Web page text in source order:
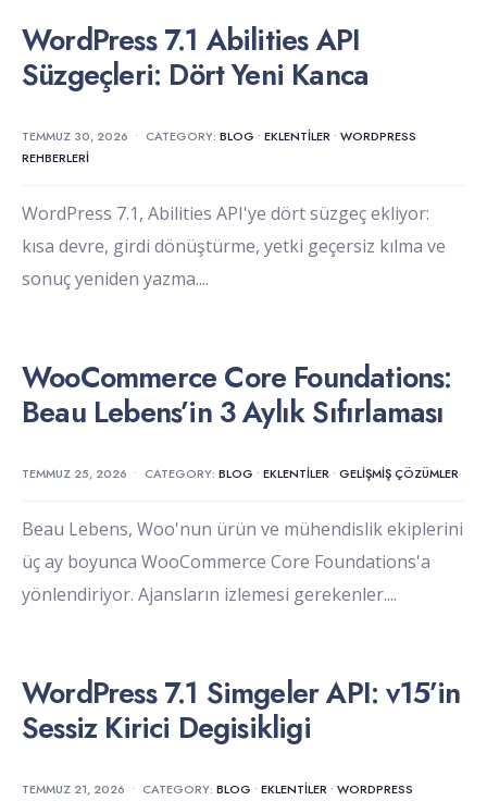
WordPress 7.1 Abilities API
Süzgeçleri: Dört Yeni Kanca
TEMMUZ 30, 2026 • CATEGORY: BLOG • EKLENTILER • WORDPRESS
REHBERLERI
WordPress 7.1, Abilities API'ye dört süzgeç ekliyor:
kısa devre, girdi dönüştürme, yetki geçersiz kılma ve
sonuç yeniden yazma....
WooCommerce Core Foundations:
Beau Lebens’in 3 Aylık Sıfırlaması
TEMMUZ 25, 2026 • CATEGORY: BLOG • EKLENTILER • GELIŞMIŞ ÇÖZÜMLER
Beau Lebens, Woo'nun ürün ve mühendislik ekiplerini
üç ay boyunca WooCommerce Core Foundations'a
yönlendiriyor. Ajansların izlemesi gerekenler....
WordPress 7.1 Simgeler API: v15’in
Sessiz Kirici Degisikligi
TEMMUZ 21, 2026 • CATEGORY: BLOG • EKLENTILER • WORDPRESS